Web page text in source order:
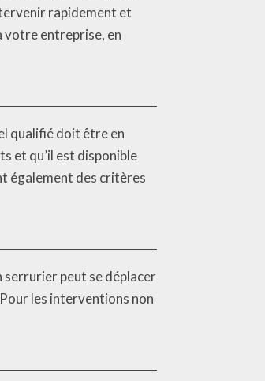
rapidement et
votre entreprise, en
qualifié doit être en
et qu’il est disponible
également des critères
serrurier peut se déplacer
les interventions non